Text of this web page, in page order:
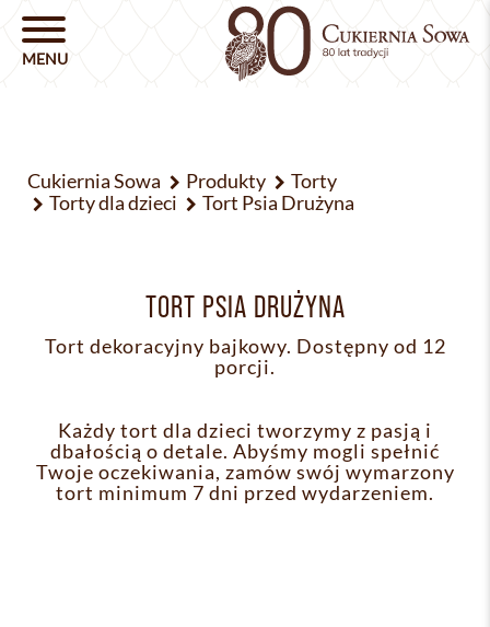
Cukiernia Sowa Produkty
Torty
Torty dla dzieci
Tort Psia Drużyna
TORT PSIA DRUŻYNA
Tort dekoracyjny bajkowy. Dostępny od 12
porcji.
Każdy tort dla dzieci tworzymy z pasją i
dbałością o detale. Abyśmy mogli spełnić
Twoje oczekiwania, zamów swój wymarzony
tort minimum 7 dni przed wydarzeniem.